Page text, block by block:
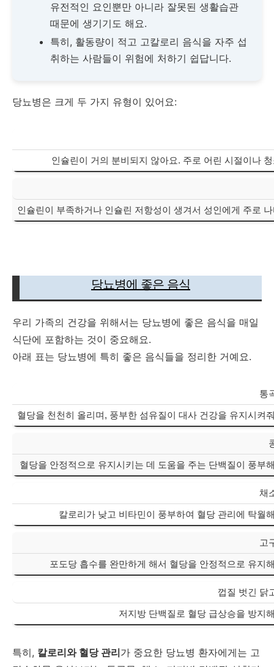
유전적인 요인뿐만 아니라 잘못된 생활습관
때문에 생기기도 해요.
특히, 활동량이 적고 고칼로리 음식을 자주 섭
취하는 사람들이 위험에 처하기 쉽답니다.
당뇨병은 크게 두 가지 유형이 있어요:
인슐린이 거의 분비되지 않아요. 주로 어린 시절이나
인슐린이 부족하거나 인슐린 저항성이 생겨서 성인에게 주로
당뇨병에 좋은 음식
우리 가족의 건강을 위해서는 당뇨병에 좋은 음식을 매일
식단에 포함하는 것이 중요해요.
아래 표는 당뇨병에 특히 좋은 음식들을 정리한 거예요.
통
혈당을 천천히 올리며, 풍부한 섬유질이 대사 건강을 유지시켜
혈당을 안정적으로 유지시키는 데 도움을 주는 단백질이 풍부
채
칼로리가 낮고 비타민이 풍부하여 혈당 관리에 탁월
고
포도당 흡수를 완만하게 해서 혈당을 안정적으로 유지
껍질 벗긴 닭
저지방 단백질로 혈당 급상승을 방지
특히, 칼로리와 혈당 관리가 중요한 당뇨병 환자에게는 고